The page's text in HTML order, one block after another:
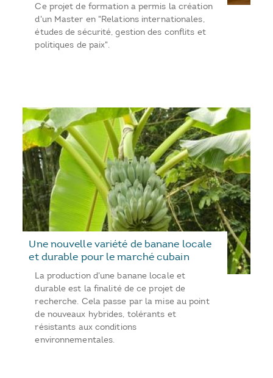
Ce projet de formation a permis la création
d'un Master en "Relations internationales,
études de sécurité, gestion des conflits et
politiques de paix".
Une nouvelle variété de banane locale
et durable pour le marché cubain
La production d'une banane locale et
durable est la finalité de ce projet de
recherche. Cela passe par la mise au point
de nouveaux hybrides, tolérants et
résistants aux conditions
environnementales.